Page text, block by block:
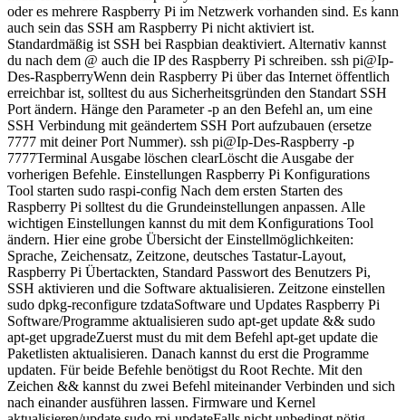
oder es mehrere Raspberry Pi im Netzwerk vorhanden sind. Es kann
auch sein das SSH am Raspberry Pi nicht aktiviert ist.
Standardmäßig ist SSH bei Raspbian deaktiviert. Alternativ kannst
du nach dem @ auch die IP des Raspberry Pi schreiben. ssh pi@Ip-
Des-RaspberryWenn dein Raspberry Pi über das Internet öffentlich
erreichbar ist, solltest du aus Sicherheitsgründen den Standart SSH
Port ändern. Hänge den Parameter -p an den Befehl an, um eine
SSH Verbindung mit geändertem SSH Port aufzubauen (ersetze
7777 mit deiner Port Nummer). ssh pi@Ip-Des-Raspberry -p
7777Terminal Ausgabe löschen clearLöscht die Ausgabe der
vorherigen Befehle. Einstellungen Raspberry Pi Konfigurations
Tool starten sudo raspi-config Nach dem ersten Starten des
Raspberry Pi solltest du die Grundeinstellungen anpassen. Alle
wichtigen Einstellungen kannst du mit dem Konfigurations Tool
ändern. Hier eine grobe Übersicht der Einstellmöglichkeiten:
Sprache, Zeichensatz, Zeitzone, deutsches Tastatur-Layout,
Raspberry Pi Übertackten, Standard Passwort des Benutzers Pi,
SSH aktivieren und die Software aktualisieren. Zeitzone einstellen
sudo dpkg-reconfigure tzdataSoftware und Updates Raspberry Pi
Software/Programme aktualisieren sudo apt-get update && sudo
apt-get upgradeZuerst must du mit dem Befehl apt-get update die
Paketlisten aktualisieren. Danach kannst du erst die Programme
updaten. Für beide Befehle benötigst du Root Rechte. Mit den
Zeichen && kannst du zwei Befehl miteinander Verbinden und sich
nach einander ausführen lassen. Firmware und Kernel